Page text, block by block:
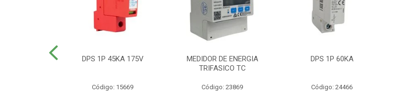
DPS 1P 45KA 175V
Código: 15669
MEDIDOR DE ENERGIA
TRIFASICO TC
Código: 23869
DPS 1P 60KA
Código: 24466